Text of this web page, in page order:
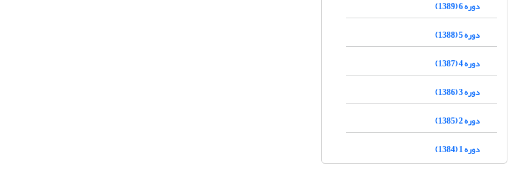
دوره 6 (1389)
دوره 5 (1388)
دوره 4 (1387)
دوره 3 (1386)
دوره 2 (1385)
دوره 1 (1384)